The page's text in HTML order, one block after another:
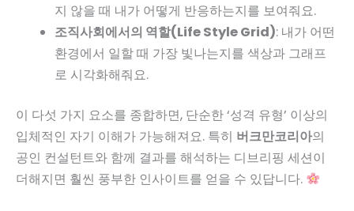
지 않을 때 내가 어떻게 반응하는지를 보여줘요.
조직사회에서의 역할(Life Style Grid): 내가 어떤
환경에서 일할 때 가장 빛나는지를 색상과 그래프
로 시각화해줘요.
이 다섯 가지 요소를 종합하면, 단순한 ‘성격 유형’ 이상의
입체적인 자기 이해가 가능해져요. 특히 버크만코리아의
공인 컨설턴트와 함께 결과를 해석하는 디브리핑 세션이
더해지면 훨씬 풍부한 인사이트를 얻을 수 있답니다.